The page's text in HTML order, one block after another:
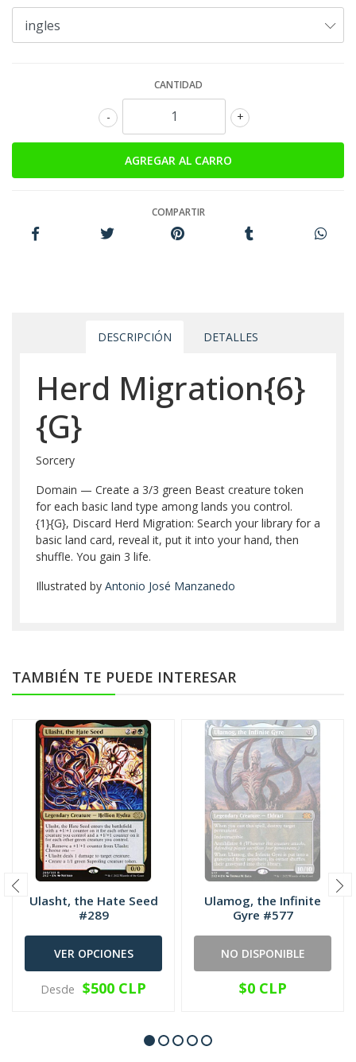
CANTIDAD
+
-
COMPARTIR
DESCRIPCIÓN DETALLES
Herd Migration{6}
{G}
Sorcery
Domain — Create a 3/3 green Beast creature token
for each basic land type among lands you control.
{1}{G}, Discard Herd Migration: Search your library for a
basic land card, reveal it, put it into your hand, then
shuffle. You gain 3 life.
Illustrated by Antonio José Manzanedo
TAMBIÉN TE PUEDE INTERESAR
Ulasht, the Hate Seed
#289
VER OPCIONES
Desde $500 CLP
Ulamog, the Infinite
Gyre #577
NO DISPONIBLE
$0 CLP